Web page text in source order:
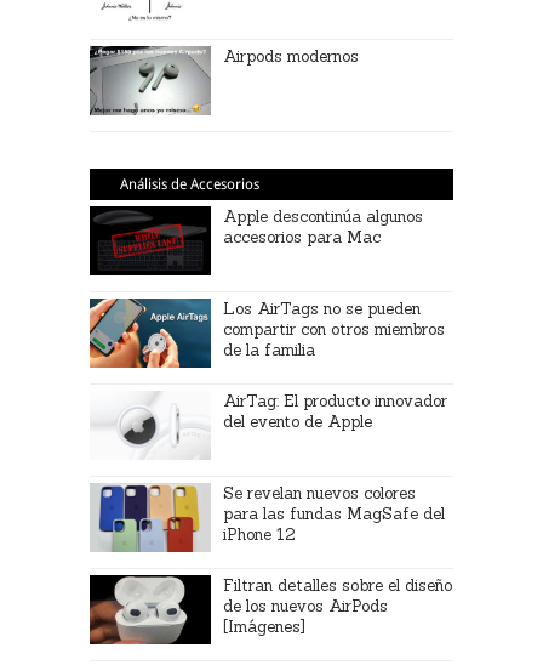
Airpods modernos
Análisis de Accesorios
Apple descontinúa algunos
accesorios para Mac
Los AirTags no se pueden
compartir con otros miembros
de la familia
AirTag: El producto innovador
del evento de Apple
Se revelan nuevos colores
para las fundas MagSafe del
iPhone 12
Filtran detalles sobre el diseño
de los nuevos AirPods
[Imágenes]